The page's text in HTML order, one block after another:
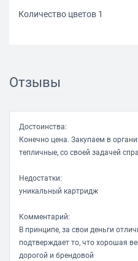
Количество цветов 1
Отзывы
Достоинства:
Конечно цена. Закупаем в
тепличные, со своей задачей
Недостатки:
уникальный картридж
Комментарий:
В принципе, за свои деньги
подтверждает то, что хорошая
дорогой и брендовой